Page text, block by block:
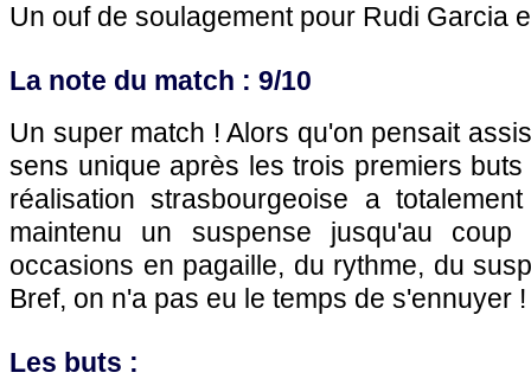
Un ouf de soulagement pour Rudi Garcia
La note du match : 9/10
Un super match ! Alors qu'on pensait
sens unique après les trois premiers
réalisation strasbourgeoise a
maintenu un suspense jusqu'au
occasions en pagaille, du rythme, du
Bref, on n'a pas eu le temps de s'ennuyer !
Les buts :